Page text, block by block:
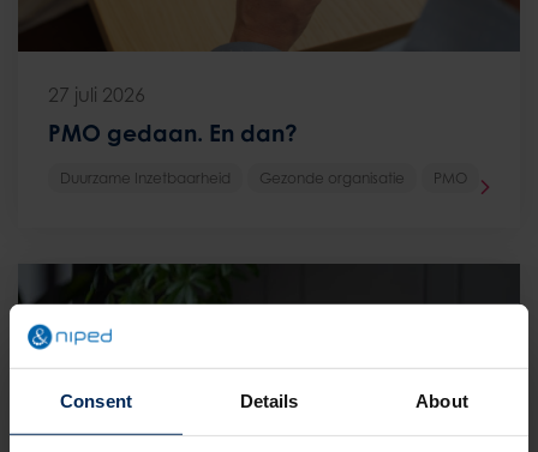
Consent Details About
27 juli 2026
PMO gedaan. En dan?
Duurzame Inzetbaarheid Gezonde organisatie PMO